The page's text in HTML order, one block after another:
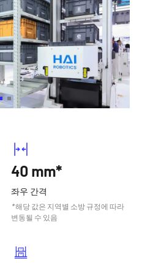
40 mm*
좌우 간격
*해당 값은 지역별 소방 규정에 따라
변동될 수 있음